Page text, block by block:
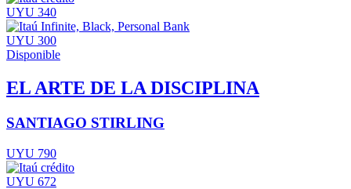
UYU 340
UYU 300
Disponible
EL ARTE DE LA DISCIPLINA
SANTIAGO STIRLING
UYU 790
UYU 672